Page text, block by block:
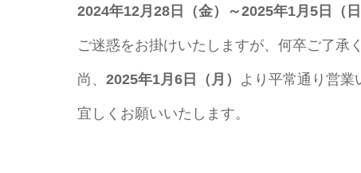
2024年12月28日（金）～2025年1月5日（日
ご迷惑をお掛けいたしますが、何卒ご了承
尚、 2025年1月6日（月） より平常通り営業
宜しくお願いいたします。